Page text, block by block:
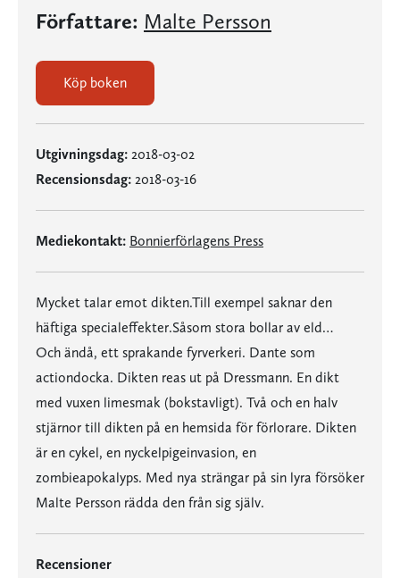
Författare: Malte Persson
Köp boken
Utgivningsdag: 2018-03-02
Recensionsdag: 2018-03-16
Mediekontakt: Bonnierförlagens Press
Mycket talar emot dikten.Till exempel saknar den
häftiga specialeffekter.Såsom stora bollar av eld…
Och ändå, ett sprakande fyrverkeri. Dante som
actiondocka. Dikten reas ut på Dressmann. En dikt
med vuxen limesmak (bokstavligt). Två och en halv
stjärnor till dikten på en hemsida för förlorare. Dikten
är en cykel, en nyckelpigeinvasion, en
zombieapokalyps. Med nya strängar på sin lyra försöker
Malte Persson rädda den från sig själv.
Recensioner